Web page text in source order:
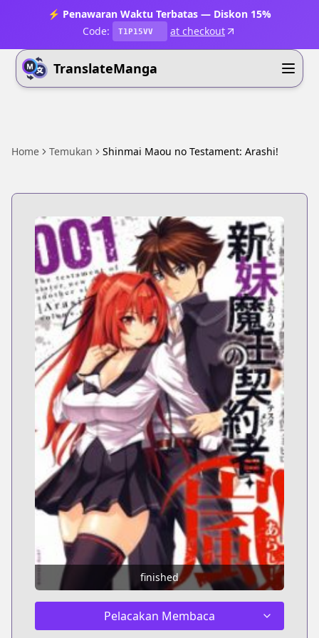
⚡ Penawaran Waktu Terbatas — Diskon 15%
Code:
T1P15VV at checkout
TranslateManga
Home Temukan Shinmai Maou no Testament: Arashi!
finished
Pelacakan Membaca